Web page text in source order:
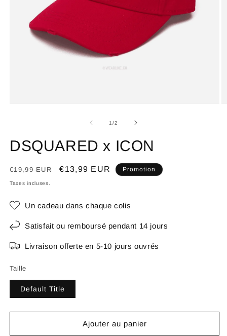
1/de
2
DSQUARED x ICON
Prix
habituel
€19,99 EUR
Prix
€13,99 EUR Promotion
Taxes incluses.
Un cadeau dans chaque colis
Satisfait ou remboursé pendant 14 jours
Livraison offerte en 5-10 jours ouvrés
Taille
Default Title
Ajouter au panier